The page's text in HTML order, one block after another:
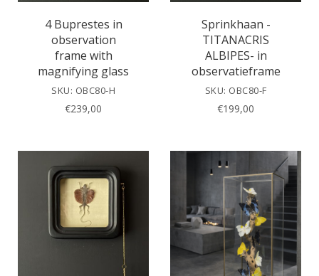
4 Buprestes in
observation
frame with
magnifying glass
SKU: OBC80-H
€239,00
Sprinkhaan -
TITANACRIS
ALBIPES- in
observatieframe
SKU: OBC80-F
€199,00